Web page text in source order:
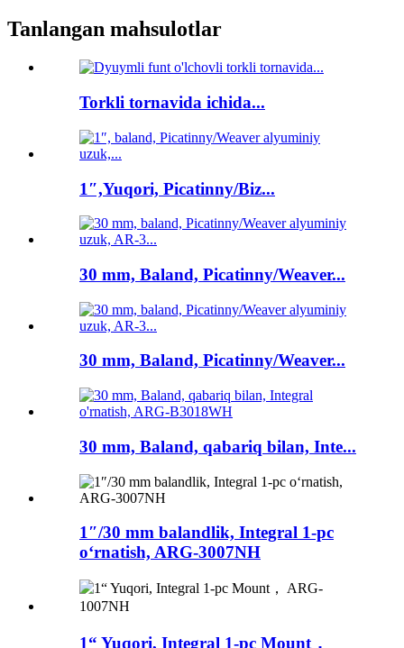
Tanlangan mahsulotlar
Torkli tornavida ichida...
1″,Yuqori, Picatinny/Biz...
30 mm, Baland, Picatinny/Weaver...
30 mm, Baland, Picatinny/Weaver...
30 mm, Baland, qabariq bilan, Inte...
1″/30 mm balandlik, Integral 1-pc
oʻrnatish, ARG-3007NH
1“ Yuqori, Integral 1-pc Mount，